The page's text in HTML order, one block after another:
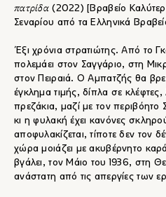
πατρίδα(2022) [Βραβείο
Σεναρίου από τα Ελληνικά
Έξι χρόνια στρατιώτης. Από το
πολεμάει στον Σαγγάριο, στη
στον Πειραιά. Ο Αμπατζής θα
έγκλημα τιμής, δίπλα σε
πρεζάκια, μαζί με τον περιβόητο
κι η φυλακή έχει κανόνες
αποφυλακίζεται, τίποτε δεν τον
χώρα μοιάζει με ακυβέρνητο
βγάλει, τον Μάιο του 1936, στη
ανάστατη από τις απεργίες των